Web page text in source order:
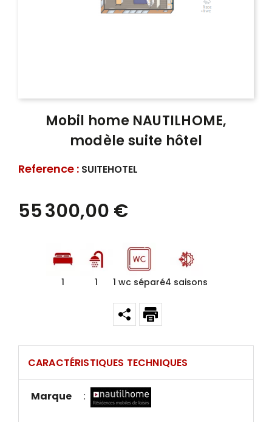
Mobil home NAUTILHOME,
modèle suite hôtel
Reference : SUITEHOTEL
55 300,00 €
1 1 1 wc séparé4 saisons
CARACTÉRISTIQUES TECHNIQUES
Marque :